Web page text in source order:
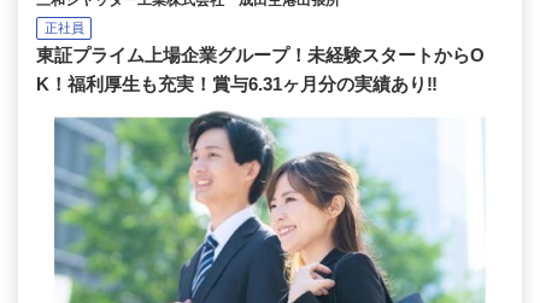
正社員
東証プライム上場企業グループ！未経験スタートからO
K！福利厚生も充実！賞与6.31ヶ月分の実績あり‼